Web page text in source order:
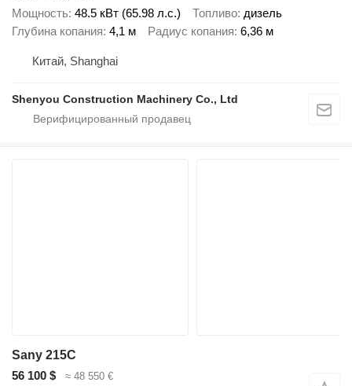
Мощность 48.5 кВт (65.98 л.с.) Топливо дизель
Глубина копания 4,1 м Радиус копания 6,36 м
Китай, Shanghai
Shenyou Construction Machinery Co., Ltd
Sany 215C
56 100 $
≈ 48 550 €